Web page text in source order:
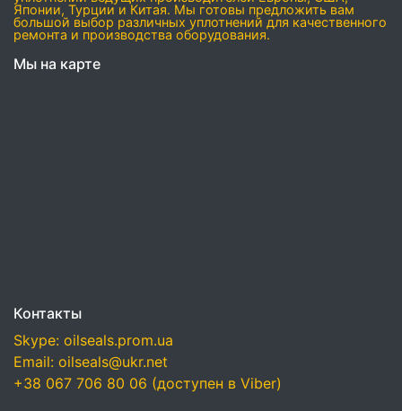
Японии, Турции и Китая. Мы готовы предложить вам
большой выбор различных уплотнений для качественного
ремонта и производства оборудования.
Мы на карте
Контакты
Skype: oilseals.prom.ua
Email: oilseals@ukr.net
+38 067 706 80 06 (доступен в Viber)